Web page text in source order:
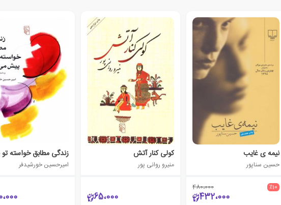
نیمه ی غایب
حسین سناپور
٪10 480،000
432،000
کولی کنار آتش
منیرو روانی پور
65،000
امیرحسین خورشیدفر